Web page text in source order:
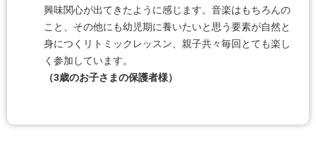
興味関心が出てきたように感じます。音楽はもちろんの
こと、その他にも幼児期に養いたいと思う要素が自然と
身につくリトミックレッスン、親子共々毎回とても楽し
く参加しています。
（3歳のお子さまの保護者様）